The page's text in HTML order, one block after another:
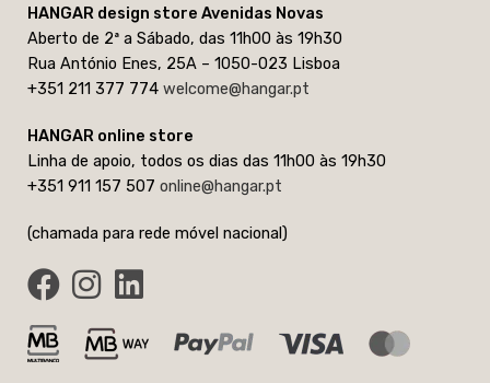
HANGAR design store Avenidas Novas
Aberto de 2ª a Sábado, das 11h00 às 19h30
Rua António Enes, 25A – 1050-023 Lisboa
+351 211 377 774 welcome@hangar.pt
HANGAR online store
Linha de apoio, todos os dias das 11h00 às 19h30
+351 911 157 507 online@hangar.pt
(chamada para rede móvel nacional)